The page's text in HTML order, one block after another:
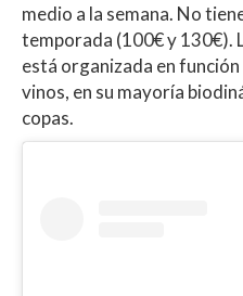
medio a la semana. No
temporada (100€ y 130€).
está organizada en
vinos, en su mayoría
copas.